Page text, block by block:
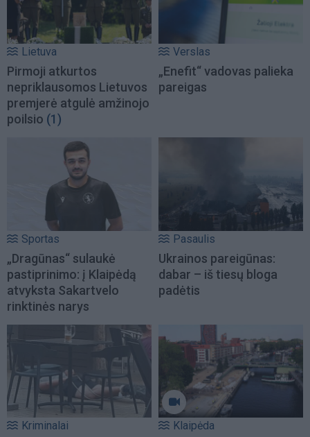
Lietuva
Pirmoji atkurtos
nepriklausomos Lietuvos
premjerė atgulė amžinojo
poilsio (1)
Verslas
„Enefit“ vadovas palieka
pareigas
Sportas
„Dragūnas“ sulaukė
pastiprinimo: į Klaipėdą
atvyksta Sakartvelo
rinktinės narys
Pasaulis
Ukrainos pareigūnas:
dabar – iš tiesų bloga
padėtis
Kriminalai Klaipėda